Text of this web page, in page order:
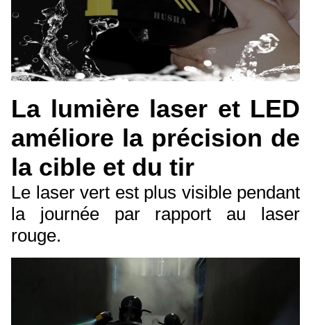
La lumière laser et LED
améliore la précision de
la cible et du tir
Le laser vert est plus visible pendant
la journée par rapport au laser
rouge.